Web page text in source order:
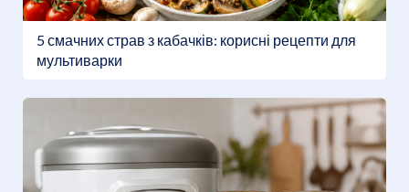
5 смачних страв з кабачків: корисні рецепти для
мультиварки